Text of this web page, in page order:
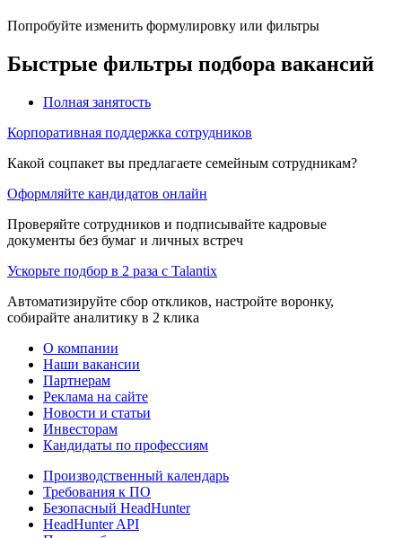
Попробуйте изменить формулировку или фильтры
Быстрые фильтры подбора вакансий
Полная занятость
Корпоративная поддержка сотрудников
Какой соцпакет вы предлагаете семейным сотрудникам?
Оформляйте кандидатов онлайн
Проверяйте сотрудников и подписывайте кадровые
документы без бумаг и личных встреч
Ускорьте подбор в 2 раза с Talantix
Автоматизируйте сбор откликов, настройте воронку,
собирайте аналитику в 2 клика
О компании
Наши вакансии
Партнерам
Реклама на сайте
Новости и статьи
Инвесторам
Кандидаты по профессиям
Производственный календарь
Требования к ПО
Безопасный HeadHunter
HeadHunter API